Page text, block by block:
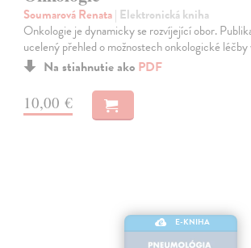
Soumarová Renata| Elektronická kniha
Onkologie je dynamicky se rozvíjející obor.
ucelený přehled o možnostech onkologické léčby
Na stiahnutie ako PDF
10,00 €
E-KNIHA